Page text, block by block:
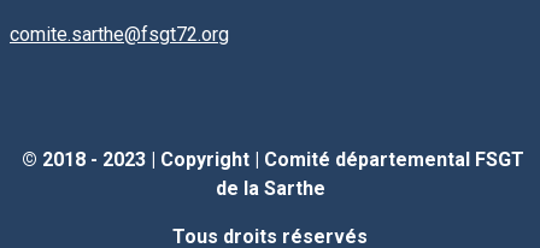
comite.sarthe@fsgt72.org
© 2018 - 2023 | Copyright| Comité départemental FSGT
de la Sarthe
Tous droits réservés